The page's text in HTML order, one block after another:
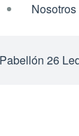
Nosotros
26